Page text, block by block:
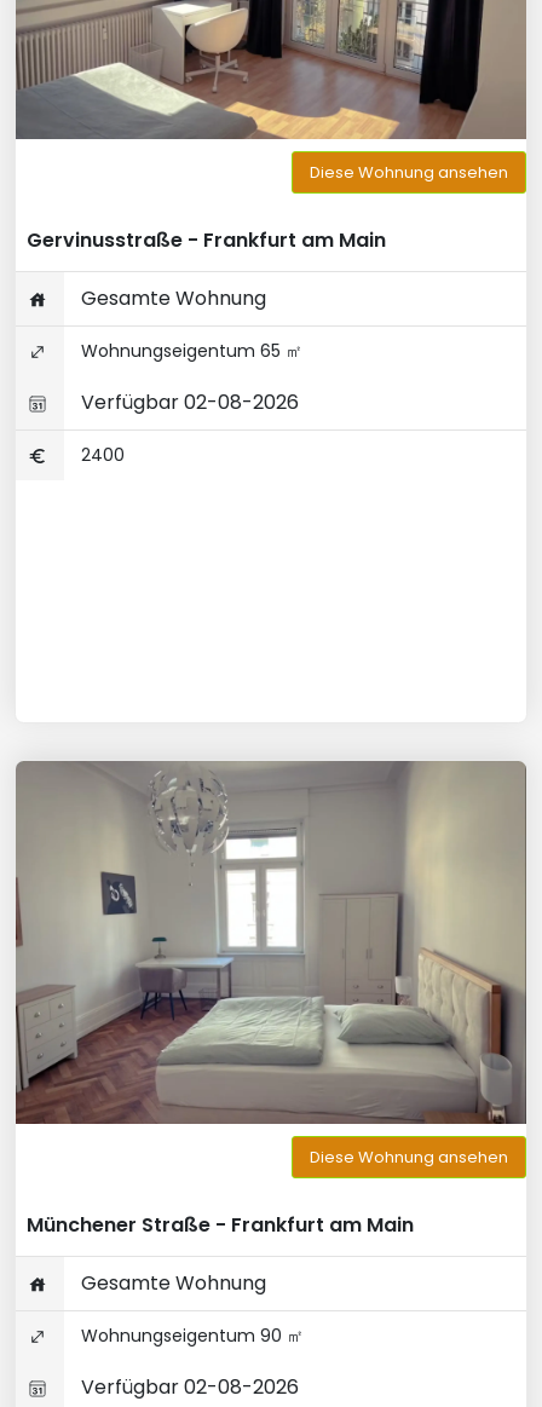
Diese Wohnung ansehen
Gervinusstraße - Frankfurt am Main
Gesamte Wohnung
Wohnungseigentum 65 ㎡
Verfügbar 02-08-2026
2400
Diese Wohnung ansehen
Münchener Straße - Frankfurt am Main
Gesamte Wohnung
Wohnungseigentum 90 ㎡
Verfügbar 02-08-2026